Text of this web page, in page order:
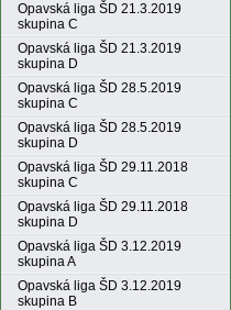
Opavská liga ŠD 21.3.2019
skupina C
Opavská liga ŠD 21.3.2019
skupina D
Opavská liga ŠD 28.5.2019
skupina C
Opavská liga ŠD 28.5.2019
skupina D
Opavská liga ŠD 29.11.2018
skupina C
Opavská liga ŠD 29.11.2018
skupina D
Opavská liga ŠD 3.12.2019
skupina A
Opavská liga ŠD 3.12.2019
skupina B